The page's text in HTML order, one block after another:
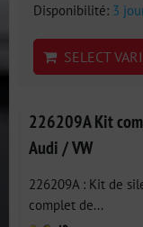
Disponibilité: 3
SELECT
226209A Kit
Audi / VW
226209A : Kit de
complet de...